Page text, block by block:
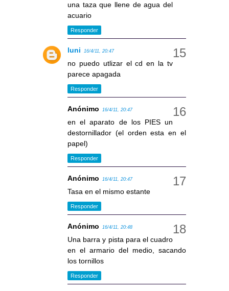
una taza que llene de agua del
acuario
Responder
luni 16/4/11, 20:47
no puedo utlizar el cd en la tv
parece apagada
Responder
Anónimo 16/4/11, 20:47
en el aparato de los PIES un
destornillador (el orden esta en el
papel)
Responder
Anónimo 16/4/11, 20:47
Tasa en el mismo estante
Responder
Anónimo 16/4/11, 20:48
Una barra y pista para el cuadro
en el armario del medio, sacando
los tornillos
Responder